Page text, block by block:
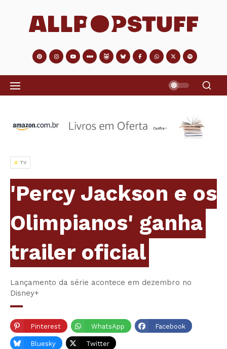
TV
'Percy Jackson e os
Olimpianos' ganha
trailer oficial
Lançamento da série acontece em dezembro no
Disney+
Pinterest WhatsApp Facebook
Bluesky Twitter